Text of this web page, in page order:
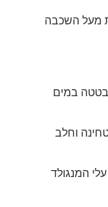
מעל השכבה
במים
וחלב
המנגולד